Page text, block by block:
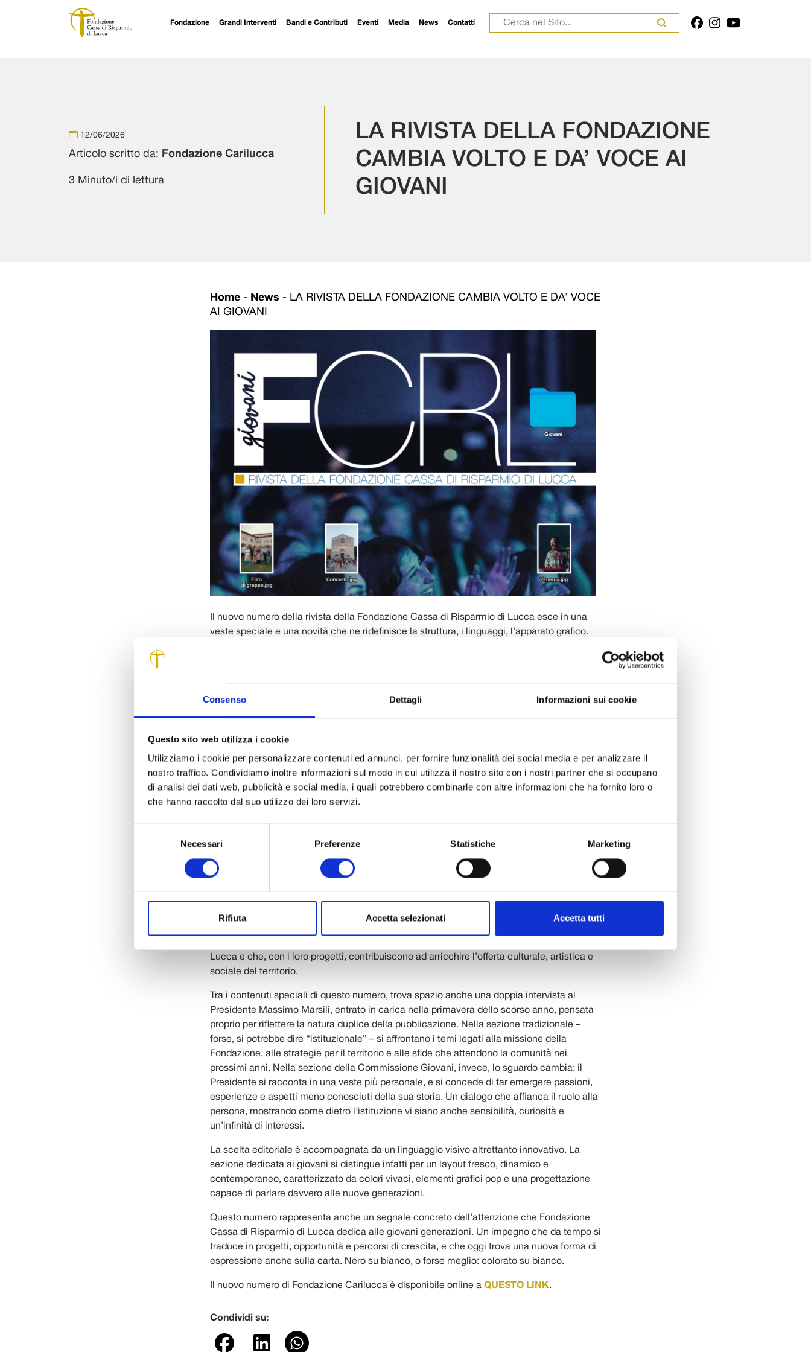
Consenso Dettagli Informazioni sui cookie
Questo sito web utilizza i cookie
Utilizziamo i cookie per personalizzare contenuti ed annunci, per fornire funzionalità dei social media e per analizzare il
nostro traffico. Condividiamo inoltre informazioni sul modo in cui utilizza il nostro sito con i nostri partner che si occupano
di analisi dei dati web, pubblicità e social media, i quali potrebbero combinarle con altre informazioni che ha fornito loro o
che hanno raccolto dal suo utilizzo dei loro servizi.
Necessari Preferenze Statistiche Marketing
Rifiuta Accetta selezionati Accetta tutti
Navigazione principale
Fondazione Grandi Interventi Bandi e Contributi Eventi Media News Contatti Ricerca per:
12/06/2026
Articolo scritto da: Fondazione Carilucca
3 Minuto/i di lettura
LA RIVISTA DELLA FONDAZIONE
CAMBIA VOLTO E DA’ VOCE AI
GIOVANI
Home - News - LA RIVISTA DELLA FONDAZIONE CAMBIA VOLTO E DA’ VOCE
AI GIOVANI
Il nuovo numero della rivista della Fondazione Cassa di Risparmio di Lucca esce in una
veste speciale e una novità che ne ridefinisce la struttura, i linguaggi, l’apparato grafico.
Da un lato, la rivista racconta come di consueto le attività, i progetti e gli interventi
promossi dalla Fondazione a favore della comunità. Dall’altro, prende vita uno spazio
Fondazione istituito nel 2024 con l’obiettivo di intercettare bisogni, aspettative e visioni
delle nuove generazioni della provincia di Lucca e contribuire a orientare le politiche e le
progettualità della Fondazione rivolte ai giovani.
Due volti, due copertine, un solo obiettivo
rappresenta concretamente la volontà della Fondazione di mettere i giovani al centro, e
ritagliando uno spazio tutto loro per esprimersi e raccontare la loro storia.
primi due anni di attività, il percorso che ha portato alla sua nascita, i suoi componenti e le
iniziative realizzate sul territorio. Un racconto corale che restituisce il senso di un impegno
Lucca e che, con i loro progetti, contribuiscono ad arricchire l’offerta culturale, artistica e
sociale del territorio.
Tra i contenuti speciali di questo numero, trova spazio anche una doppia intervista al
Presidente Massimo Marsili, entrato in carica nella primavera dello scorso anno, pensata
proprio per riflettere la natura duplice della pubblicazione. Nella sezione tradizionale –
forse, si potrebbe dire “istituzionale” – si affrontano i temi legati alla missione della
Fondazione, alle strategie per il territorio e alle sfide che attendono la comunità nei
prossimi anni. Nella sezione della Commissione Giovani, invece, lo sguardo cambia: il
Presidente si racconta in una veste più personale, e si concede di far emergere passioni,
esperienze e aspetti meno conosciuti della sua storia. Un dialogo che affianca il ruolo alla
persona, mostrando come dietro l’istituzione vi siano anche sensibilità, curiosità e
un’infinità di interessi.
La scelta editoriale è accompagnata da un linguaggio visivo altrettanto innovativo. La
sezione dedicata ai giovani si distingue infatti per un layout fresco, dinamico e
contemporaneo, caratterizzato da colori vivaci, elementi grafici pop e una progettazione
capace di parlare davvero alle nuove generazioni.
Questo numero rappresenta anche un segnale concreto dell’attenzione che Fondazione
Cassa di Risparmio di Lucca dedica alle giovani generazioni. Un impegno che da tempo si
traduce in progetti, opportunità e percorsi di crescita, e che oggi trova una nuova forma di
espressione anche sulla carta. Nero su bianco, o forse meglio: colorato su bianco.
Il nuovo numero di Fondazione Carilucca è disponibile online a QUESTO LINK.
Condividi su: